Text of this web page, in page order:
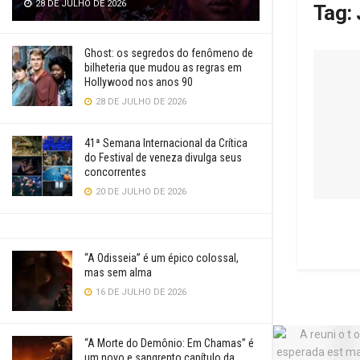
28 DE JULHO DE 2026
Ghost: os segredos do fenômeno de
bilheteria que mudou as regras em
Hollywood nos anos 90
28 DE JULHO DE 2026
41ª Semana Internacional da Crítica
do Festival de veneza divulga seus
concorrentes
20 DE JULHO DE 2026
“A Odisseia” é um épico colossal,
mas sem alma
16 DE JULHO DE 2026
“A Morte do Demônio: Em Chamas” é
Tag: